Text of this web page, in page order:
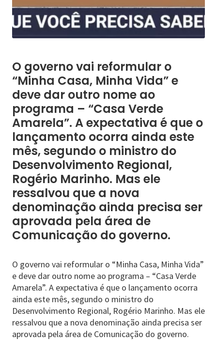
O governo vai reformular o
“Minha Casa, Minha Vida” e
deve dar outro nome ao
programa – “Casa Verde
Amarela”. A expectativa é que o
lançamento ocorra ainda este
mês, segundo o ministro do
Desenvolvimento Regional,
Rogério Marinho. Mas ele
ressalvou que a nova
denominação ainda precisa ser
aprovada pela área de
Comunicação do governo.
O governo vai reformular o “Minha Casa, Minha Vida”
e deve dar outro nome ao programa – “Casa Verde
Amarela”. A expectativa é que o lançamento ocorra
ainda este mês, segundo o ministro do
Desenvolvimento Regional, Rogério Marinho. Mas ele
ressalvou que a nova denominação ainda precisa ser
aprovada pela área de Comunicação do governo.